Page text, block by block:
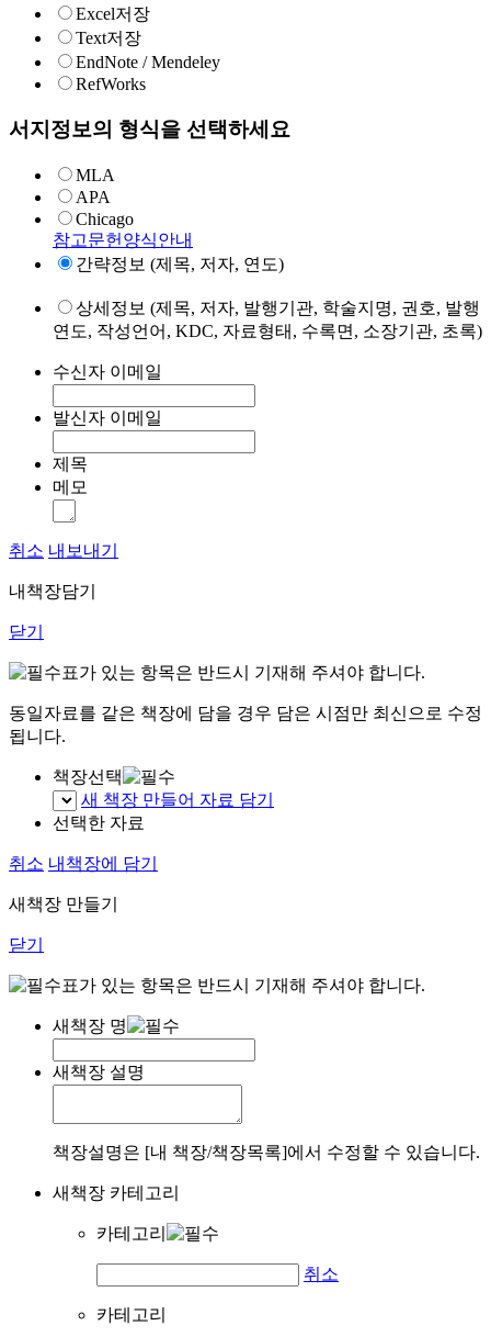
Excel저장
Text저장
EndNote / Mendeley
RefWorks
서지정보의 형식을 선택하세요
MLA
APA
Chicago
참고문헌양식안내
간략정보 (제목, 저자, 연도)
상세정보 (제목, 저자, 발행기관, 학술지명, 권호, 발행
연도, 작성언어, KDC, 자료형태, 수록면, 소장기관, 초록)
수신자 이메일
발신자 이메일
제목
메모
취소 내보내기
내책장담기
닫기
표가 있는 항목은 반드시 기재해 주셔야 합니다.
동일자료를 같은 책장에 담을 경우 담은 시점만 최신으로 수정
됩니다.
책장선택
새 책장 만들어 자료 담기
선택한 자료
취소 내책장에 담기
새책장 만들기
닫기
표가 있는 항목은 반드시 기재해 주셔야 합니다.
새책장 명
새책장 설명
책장설명은 [내 책장/책장목록]에서 수정할 수 있습니다.
새책장 카테고리
카테고리
취소
카테고리